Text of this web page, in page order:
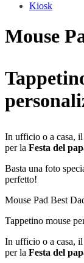
Kiosk
Mouse
In ufficio o a casa, il
per la Festa del
Basta una foto
perfetto!
Mouse Pad Best
Tappetino mouse
In ufficio o a casa, il
per la Festa del